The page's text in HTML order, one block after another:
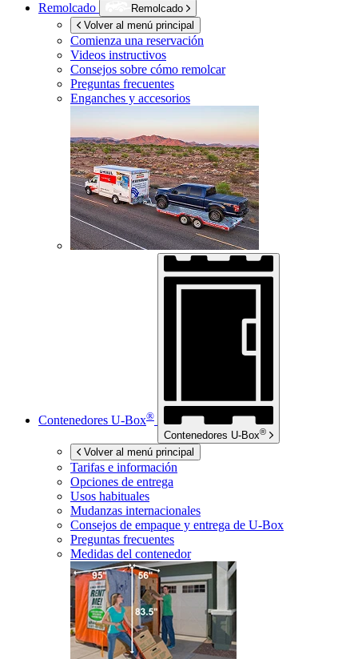
Remolcado
Remolcado
Volver al menú principal
Comienza una reservación
Videos instructivos
Consejos sobre cómo remolcar
Preguntas frecuentes
Enganches y accesorios
Contenedores U-Box®
Contenedores U-Box®
Volver al menú principal
Tarifas e información
Opciones de entrega
Usos habituales
Mudanzas internacionales
Consejos de empaque y entrega de U-Box
Preguntas frecuentes
Medidas del contenedor